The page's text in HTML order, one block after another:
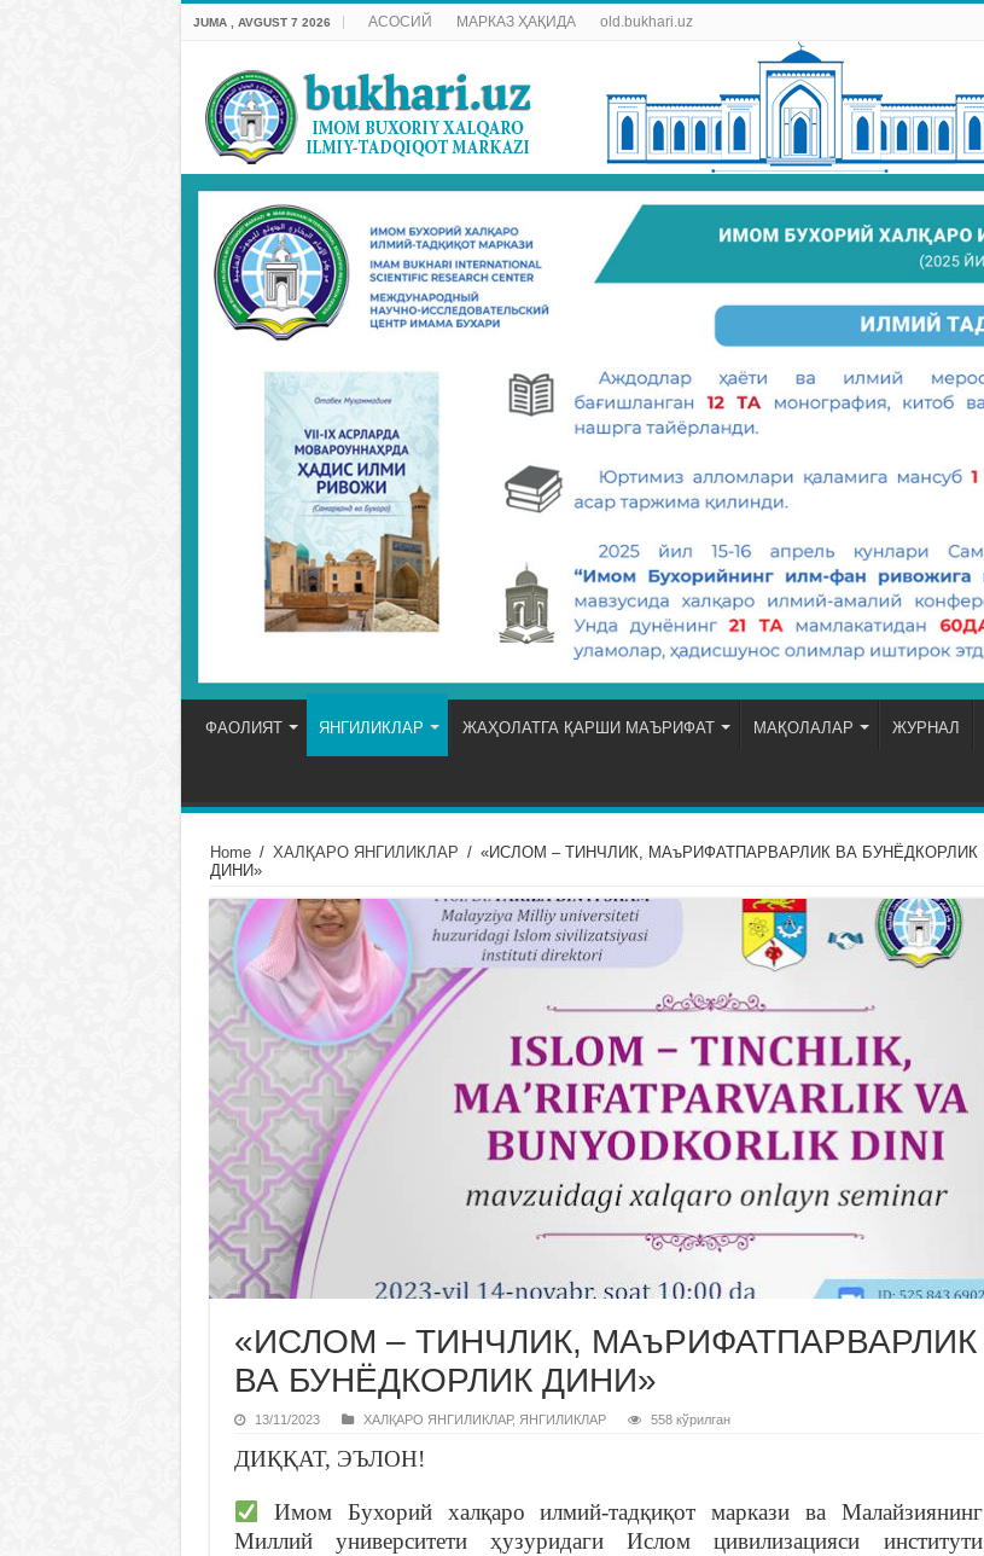
JUMA , AVGUST 7 2026 АСОСИЙ МАРКАЗ ҲАҚИДА old.bukhari.uz
ФАОЛИЯТ ЯНГИЛИКЛАР ЖАҲОЛАТГА ҚАРШИ МАЪРИФАТ МАҚОЛАЛАР ЖУРНАЛ
Home / ХАЛҚАРО ЯНГИЛИКЛАР / «ИСЛОМ – ТИНЧЛИК, МАъРИФАТПАРВАРЛИК ВА БУНЁДКОРЛИК
ДИНИ»
«ИСЛОМ – ТИНЧЛИК, МАъРИФАТПАРВАРЛИК
ВА БУНЁДКОРЛИК ДИНИ»
13/11/2023 ХАЛҚАРО ЯНГИЛИКЛАР, ЯНГИЛИКЛАР 558 кўрилган
ДИҚҚАТ, ЭЪЛОН!
Имом Бухорий халқаро илмий-тадқиқот маркази ва Малайзиянинг
Миллий университети ҳузуридаги Ислом цивилизацияси институти